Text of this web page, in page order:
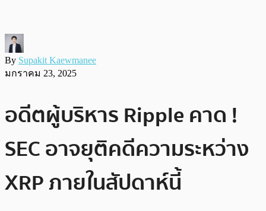
By Supakit Kaewmanee
มกราคม 23, 2025
อดีตผู้บริหาร Ripple คาด !
SEC อาจยุติคดีความระหว่าง
XRP ภายในสัปดาห์นี้